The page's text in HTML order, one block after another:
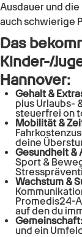
Ausdauer und
auch schwierige
Das
Kinder-/
Hannover:
Gehalt &
plus Urlaubs-
steuerfrei on
Mobilität &
deine
Gesundheit &
Sport &
Wachstum &
Promedis24-
auf den du
Gemeinschaft:
und ein